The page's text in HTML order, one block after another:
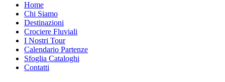
Home
Chi Siamo
Destinazioni
Crociere Fluviali
I Nostri Tour
Calendario Partenze
Sfoglia Cataloghi
Contatti